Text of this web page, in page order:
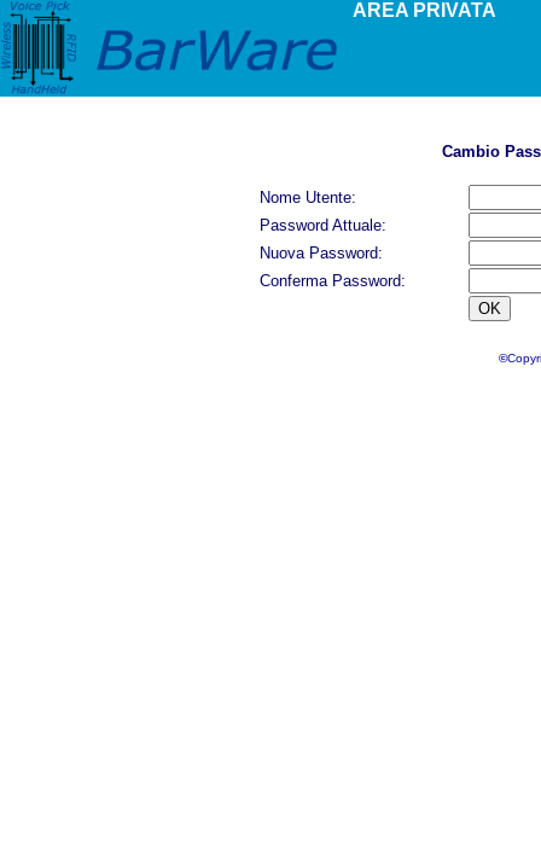
AREA PRIVATA
Cambio
Nome Utente:
Password Attuale:
Nuova Password:
Conferma Password:
©